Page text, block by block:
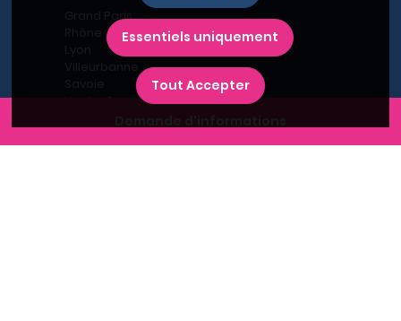
Grand Paris
Haute-Savoie
Essentiels uniquement
Tout Accepter